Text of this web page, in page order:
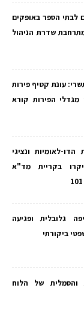
לבתי הספר באופקים
שדרת הניהול
עונת קטיף פירות
הפירות קורא
לאומיות ונציגי
בקריית מד"א
גלובלית ופגיעה
ביקורתי
והסמלית של הלוח